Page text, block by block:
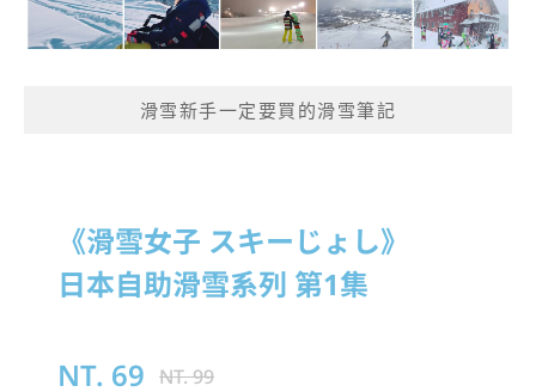
滑雪新手一定要買的滑雪筆記